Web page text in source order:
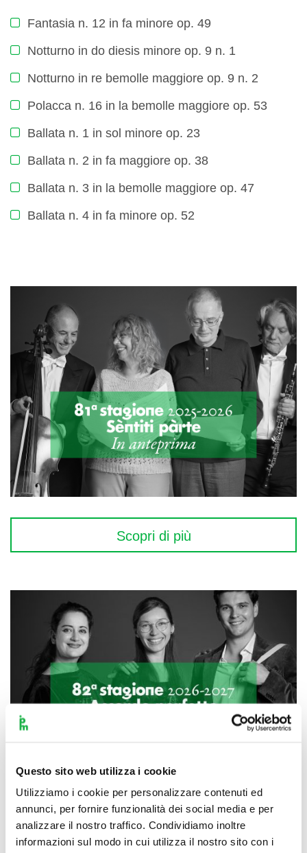
Questo sito web utilizza i cookie
Utilizziamo i cookie per personalizzare contenuti ed
annunci, per fornire funzionalità dei social media e per
analizzare il nostro traffico. Condividiamo inoltre
informazioni sul modo in cui utilizza il nostro sito con i
Fantasia n. 12 in fa minore op. 49
Notturno in do diesis minore op. 9 n. 1
Notturno in re bemolle maggiore op. 9 n. 2
Polacca n. 16 in la bemolle maggiore op. 53
Ballata n. 1 in sol minore op. 23
Ballata n. 2 in fa maggiore op. 38
Ballata n. 3 in la bemolle maggiore op. 47
Ballata n. 4 in fa minore op. 52
Scopri di più
Scopri di più